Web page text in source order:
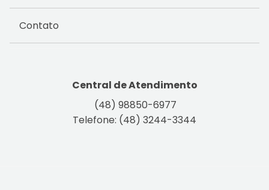
Contato
Central de Atendimento
(48) 98850-6977
Telefone: (48) 3244-3344